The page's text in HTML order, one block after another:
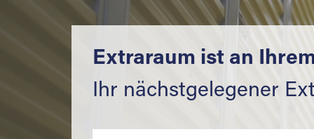
Extraraum ist an
Ihr nächstgelegener